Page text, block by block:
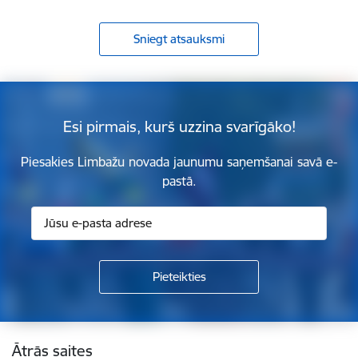
Sniegt atsauksmi
Esi pirmais, kurš uzzina svarīgāko!
Piesakies Limbažu novada jaunumu saņemšanai savā e-
pastā.
Kājene
Ātrās saites